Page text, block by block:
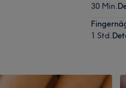
30 Min.
1 Std.